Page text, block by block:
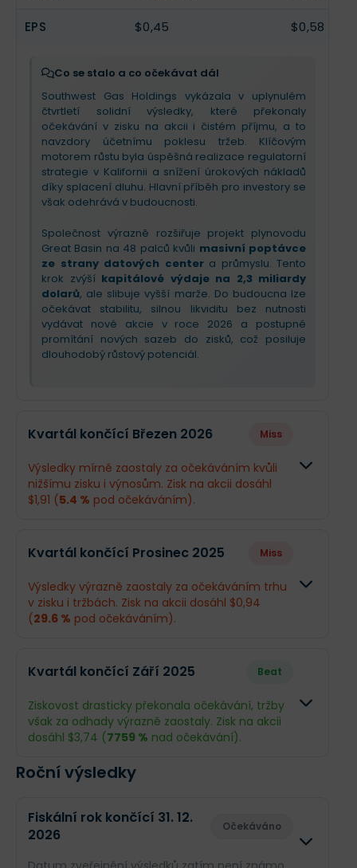
EPS $0,45 $0,58
Co se stalo a co očekávat dál
Southwest Gas Holdings vykázala v uplynulém
čtvrtletí solidní výsledky, které překonaly
očekávání v zisku na akcii i čistém příjmu, a to
navzdory účetnímu poklesu tržeb. Klíčovým
motorem růstu byla úspěšná realizace regulatorní
strategie v Kalifornii a snížení úrokových nákladů
díky splacení dluhu. Hlavní příběh pro investory se
však odehrává v budoucnosti.
Společnost výrazně rozšiřuje projekt plynovodu
Great Basin na 48 palců kvůli masivní poptávce
ze strany datových centera průmyslu. Tento
krok zvýší kapitálové výdaje na 2,3 miliardy
dolarů, ale slibuje vyšší marže. Do budoucna lze
očekávat stabilitu, silnou likviditu bez nutnosti
vydávat nové akcie v roce 2026 a postupné
promítání nových sazeb do zisků, což posiluje
dlouhodobý růstový potenciál.
Kvartál končící Březen 2026 Miss
Výsledky mírně zaostaly za očekáváním kvůli
nižšímu zisku i výnosům. Zisk na akcii dosáhl
$1,91 (5.4 % pod očekáváním).
Příjmy $146,6 mil.
Kvartál končící Prosinec 2025 Miss
Výsledky výrazně zaostaly za očekáváním trhu
v zisku i tržbách. Zisk na akcii dosáhl $0,94
(29.6 % pod očekáváním).
Příjmy $96,87 mil.
EPS
Co se stalo a co očekávat dál
Southwest Gas Holdings (SWX) prochází zásadní
Kvartál končící Září 2025 Beat
Ziskovost drasticky překonala očekávání, tržby
však za odhady výrazně zaostaly. Zisk na akcii
dosáhl $3,74 (7759 % nad očekávání).
Odhad
Obrat $759,1 mil.
$270,5 mil.
Roční výsledky
Fiskální rok končící 31. 12.
2026
Očekáváno